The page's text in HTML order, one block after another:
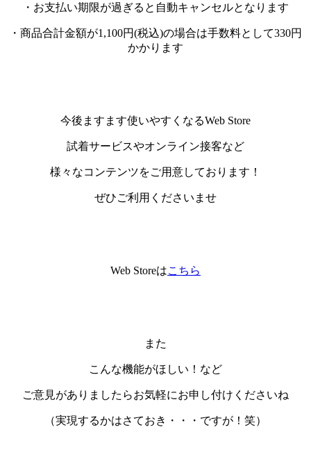
・お支払い期限が過ぎると自動キャンセルとなります
・商品合計金額が1,100円(税込)の場合は手数料として330円
かかります
今後ますます使いやすくなるWeb Store
試着サービスやオンライン接客など
様々なコンテンツをご用意しております！
ぜひご利用くださいませ
Web Storeはこちら
また
こんな機能がほしい！など
ご意見がありましたらお気軽にお申し付けくださいね
（実現するかはさておき・・・ですが！笑）